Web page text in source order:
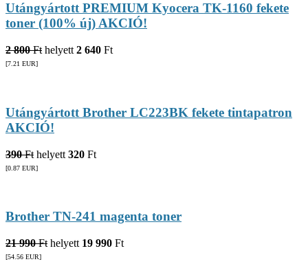
Utángyártott PREMIUM Kyocera TK-1160 fekete
toner (100% új) AKCIÓ!
2 800 Ft helyett 2 640 Ft
[7.21 EUR]
Utángyártott Brother LC223BK fekete tintapatron
AKCIÓ!
390 Ft helyett 320 Ft
[0.87 EUR]
Brother TN-241 magenta toner
21 990 Ft helyett 19 990 Ft
[54.56 EUR]